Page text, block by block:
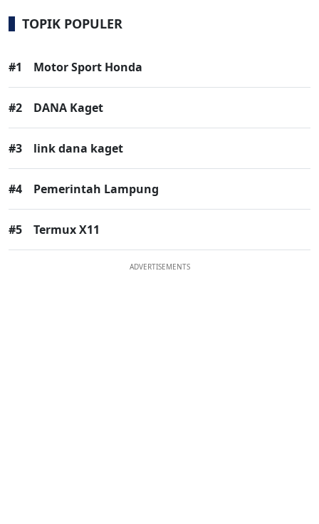
TOPIK POPULER
#1 Motor Sport Honda
#2 DANA Kaget
#3 link dana kaget
#4 Pemerintah Lampung
#5 Termux X11
ADVERTISEMENTS